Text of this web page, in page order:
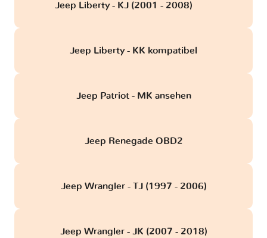
Jeep Liberty - KJ (2001 - 2008)
Jeep Liberty - KK kompatibel
Jeep Patriot - MK ansehen
Jeep Renegade OBD2
Jeep Wrangler - TJ (1997 - 2006)
Jeep Wrangler - JK (2007 - 2018)